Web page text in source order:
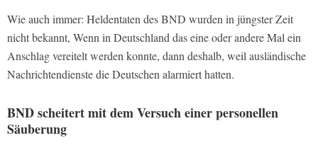
Wie auch immer: Heldentaten des BND wurden in jüngster Zeit
nicht bekannt, Wenn in Deutschland das eine oder andere Mal ein
Anschlag vereitelt werden konnte, dann deshalb, weil ausländische
Nachrichtendienste die Deutschen alarmiert hatten.
BND scheitert mit dem Versuch einer personellen
Säuberung